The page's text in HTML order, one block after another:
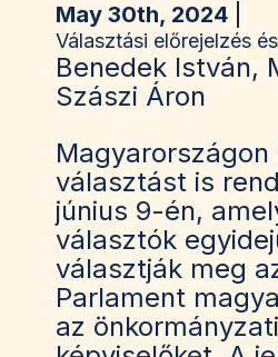
May 30th, 2024
Választási előrejelzés
Benedek István,
Szászi Áron
Magyarországon
választást is
június 9-én,
választók
választják meg
Parlament
az önkormányzati